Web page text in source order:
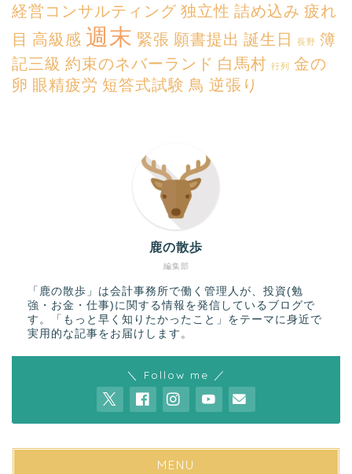
経営コンサルティング 独立性 詰め込み 疲れ
目 高級感 週末 緊張 願書提出 誕生日 長野 簿
記三級 約束のネバーランド 白馬村 行列
金の
卵 眼精疲労 短答式試験 鳥 逆張り
編集部
鹿の散歩
「鹿の散歩」は会計事務所で働く管理人が、投資(勉
強・お金・仕事)に関する情報を発信しているブログで
す。「もっと早く知りたかったこと」をテーマに身近で
実用的な記事をお届けします。
＼ Follow me ／
MENU